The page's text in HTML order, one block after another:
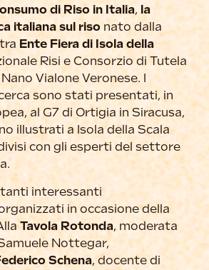
di Riso in Italia, la
italiana sul risonato dalla
Ente Fiera di Isola della
Risi e Consorzio di Tutela
Vialone Veronese. I
sono stati presentati, in
al G7 di Ortigia in Siracusa,
illustrati a Isola della Scala
con gli esperti del settore
tanti interessanti
in occasione della
Tavola Rotonda, moderata
Nottegar,
Schena, docente di